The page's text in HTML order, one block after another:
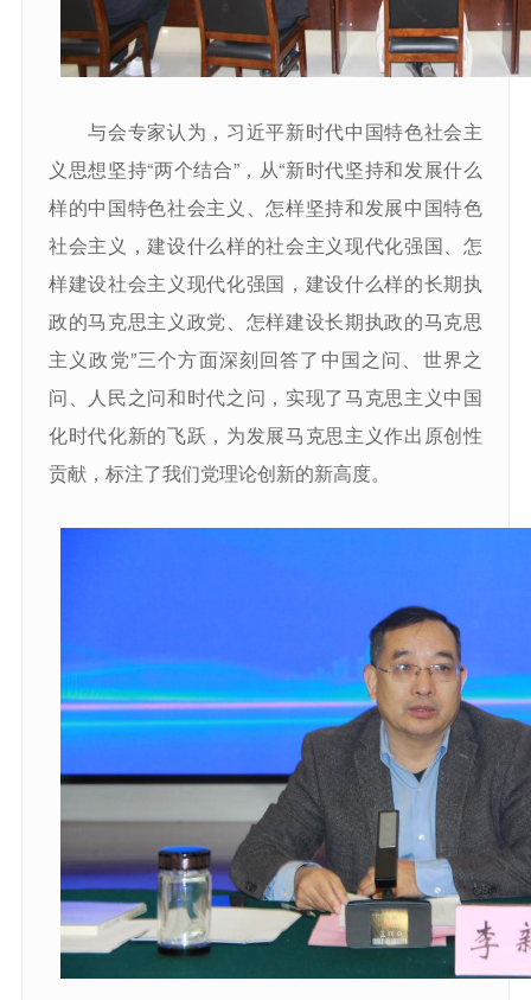
与会专家认为，习近平新时代中国特色社会主
义思想坚持“两个结合”，从“新时代坚持和发展什么
样的中国特色社会主义、怎样坚持和发展中国特色
社会主义，建设什么样的社会主义现代化强国、怎
样建设社会主义现代化强国，建设什么样的长期执
政的马克思主义政党、怎样建设长期执政的马克思
主义政党”三个方面深刻回答了中国之问、世界之
问、人民之问和时代之问，实现了马克思主义中国
化时代化新的飞跃，为发展马克思主义作出原创性
贡献，标注了我们党理论创新的新高度。